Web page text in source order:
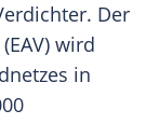
. Der
wird
in